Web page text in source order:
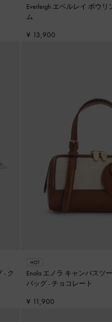
Everleigh エベルレイ ボウ
ム
¥ 13,900
- ク
HOT
Enola エノラ キャンバスツ
バッグ - チョコレート
¥ 11,900